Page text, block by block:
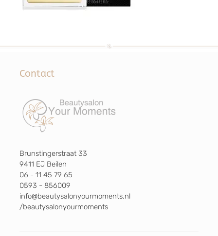
Contact
Brunstingerstraat 33
9411 EJ Beilen
06 - 11 45 79 65
0593 - 856009
info@beautysalonyourmoments.nl
/beautysalonyourmoments